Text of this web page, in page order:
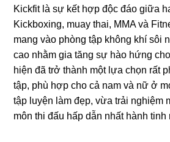
Kickfit là sự kết hợp độc đáo giữa
Kickboxing, muay thai, MMA và
mang vào phòng tập không khí sôi
cao nhằm gia tăng sự hào hứng
hiện đã trở thành một lựa chọn rất
tập, phù hợp cho cả nam và nữ ở
tập luyện làm đẹp, vừa trải nghiệm
môn thi đấu hấp dẫn nhất hành tinh